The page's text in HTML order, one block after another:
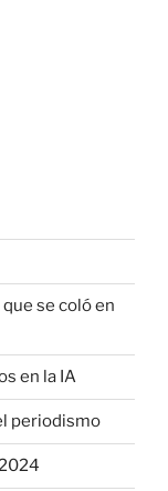
que se coló en
en la IA
periodismo